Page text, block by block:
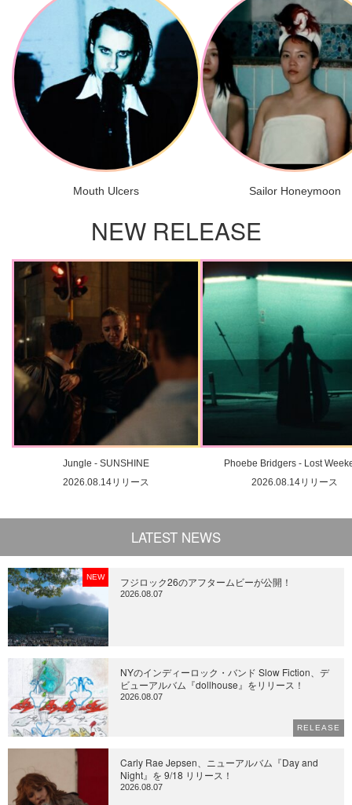
Mouth Ulcers Sailor Honeymoon
NEW RELEASE
Jungle - SUNSHINE
2026.08.14リリース
Phoebe Bridgers - Lost
2026.08.14リリース
LATEST NEWS
NEW フジロック26のアフタームビーが公開！
2026.08.07
NYのインディーロック・バンド Slow Fiction、デ
ビューアルバム『dollhouse』をリリース！
2026.08.07
RELEASE
Carly Rae Jepsen、ニューアルバム『Day and
Night』を 9/18 リリース！
2026.08.07